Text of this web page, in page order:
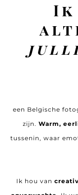
een Belgische
zijn. Warm,
tussenin, waar
Ik hou van